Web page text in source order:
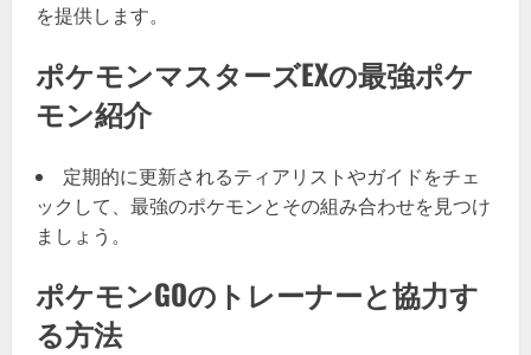
を提供します。
ポケモンマスターズEXの最強ポケ
モン紹介
定期的に更新されるティアリストやガイドをチェ
ックして、最強のポケモンとその組み合わせを見つけ
ましょう。
ポケモンGOのトレーナーと協力す
る方法